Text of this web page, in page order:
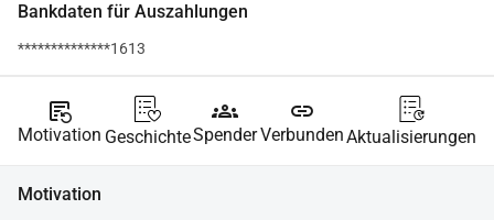
Bankdaten für Auszahlungen
**************1613
source_notes
Motivation Geschichte
groups
Spender
link
VerbundenAktualisierungen
Motivation